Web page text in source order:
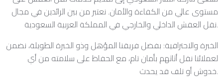
مستوى عالي من الكفاءة والأمان. نعتبر من بين الرائدين في مجال
نقل العفش الداخلي والخارجي في المملكة العربية السعودية.
الخبرة والاحترافية: بفضل فريقنا المؤهل وذو الخبرة الطويلة، نضمن
لعملائنا نقل أثاثهم بأمان تام، مع الحفاظ على سلامته من أي
خدوش أو تلف قد يحدث.